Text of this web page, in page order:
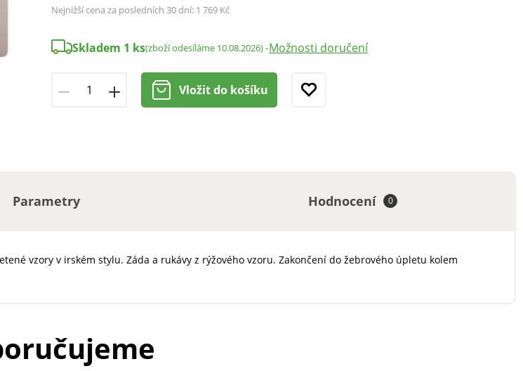
Nejnižší cena za posledních 30 dní: 1 769 Kč
Skladem 1 ks(zboží odesíláme 10.08.2026)-Možnosti doručení
Vložit do košíku
Parametry Hodnocení 0
vzory v irském stylu. Záda a rukávy z rýžového vzoru. Zakončení do žebrového úpletu kolem